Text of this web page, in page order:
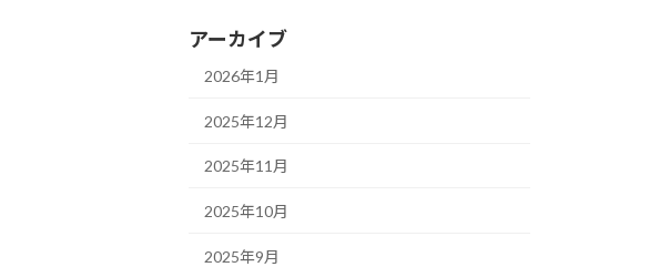
アーカイブ
2026年1月
2025年12月
2025年11月
2025年10月
2025年9月